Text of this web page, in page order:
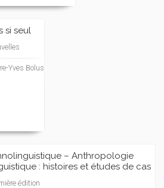
si seul
Yves Bolus
– Anthropologie
: histoires et études de cas
édition